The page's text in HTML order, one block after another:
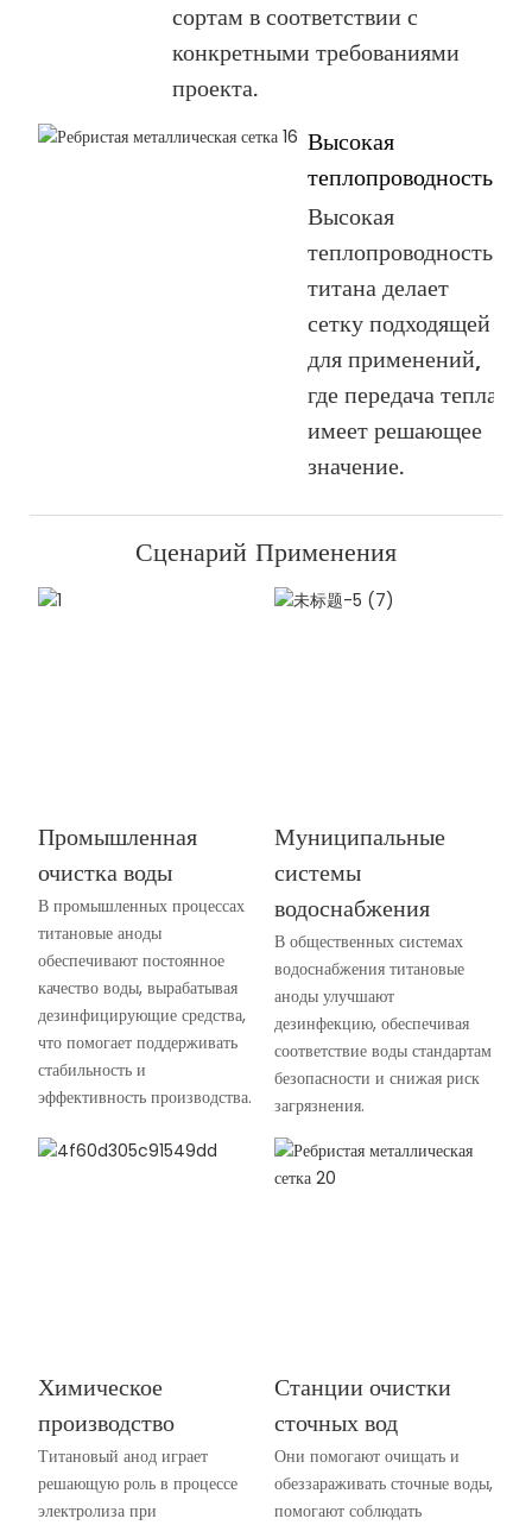
сортам в соответствии с
конкретными требованиями
проекта.
Высокая
теплопроводность:
Высокая
теплопроводность
титана делает
сетку подходящей
для применений,
где передача тепла
имеет решающее
значение.
Сценарий Применения
Промышленная
очистка воды
В промышленных процессах
титановые аноды
обеспечивают постоянное
качество воды, вырабатывая
дезинфицирующие средства,
что помогает поддерживать
стабильность и
эффективность производства.
Муниципальные
системы
водоснабжения
В общественных системах
водоснабжения титановые
аноды улучшают
дезинфекцию, обеспечивая
соответствие воды стандартам
безопасности и снижая риск
загрязнения.
Химическое
производство
Титановый анод играет
решающую роль в процессе
электролиза при
Станции очистки
сточных вод
Они помогают очищать и
обеззараживать сточные воды,
помогают соблюдать